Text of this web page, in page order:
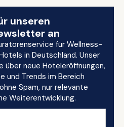
unseren
an
für Wellness-
in Deutschland. Unser
über neue Hoteleröffnungen,
und Trends im Bereich
Spam, nur relevante
Weiterentwicklung.